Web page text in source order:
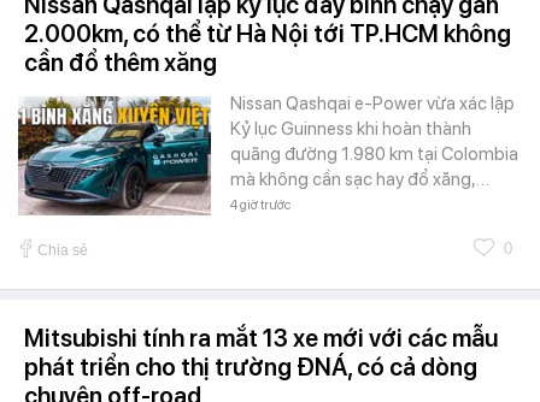
2.000km, có thể từ Hà Nội tới TP.HCM không
cần đổ thêm xăng
Nissan Qashqai e-Power vừa xác lập
Kỷ lục Guinness khi hoàn thành
quãng đường 1.980 km tại Colombia
mà không cần sạc hay đổ xăng,…
4 giờ trước
Chia sẻ 0
Mitsubishi tính ra mắt 13 xe mới với các mẫu
phát triển cho thị trường ĐNÁ, có cả dòng